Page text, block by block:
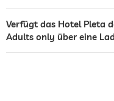
Außenpool
Salzwasserpool
Wassersportmöglichkeiten
Verfügt das Hotel Pleta
Adults only über eine